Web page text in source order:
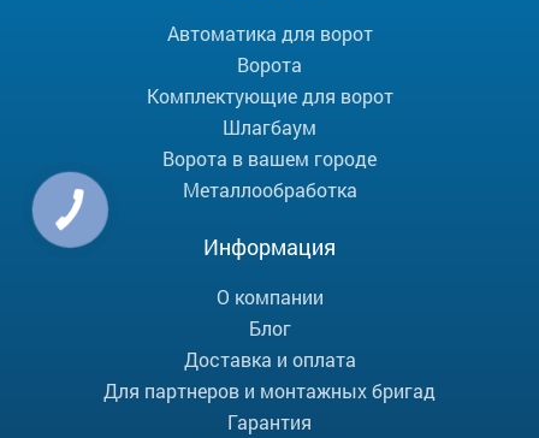
Автоматика для ворот
Ворота
Комплектующие для ворот
Шлагбаум
Ворота в вашем городе
Металлообработка
Информация
О компании
Блог
Доставка и оплата
Для партнеров и монтажных бригад
Гарантия